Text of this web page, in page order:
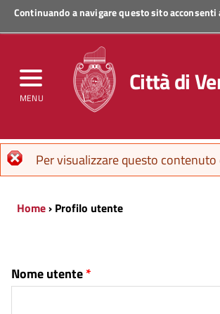
Continuando a navigare questo sito
MENU
Regione Veneto
Città di
Messaggio di
Per visualizzare questo
Home› Profilo utente
Nome utente*